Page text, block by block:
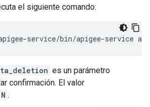
el siguiente comando:
service/bin/apigee-service
es un parámetro
confirmación. El valor
N .